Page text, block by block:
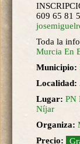
609 65 81
Toda la
Murcia En
Municipio:
Localidad:
Lugar: PN
Níjar
Organiza:
Precio: